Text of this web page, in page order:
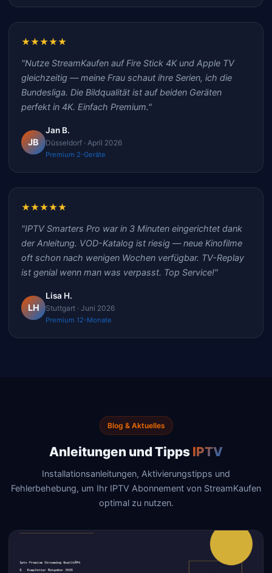
★★★★★
"Nutze StreamKaufen auf Fire Stick 4K und Apple TV
gleichzeitig — meine Frau schaut ihre Serien, ich die
Bundesliga. Die Bildqualität ist auf beiden Geräten
perfekt in 4K. Einfach Premium."
JB
Jan B.
Düsseldorf · April 2026
Premium 2-Geräte
★★★★★
"IPTV Smarters Pro war in 3 Minuten eingerichtet dank
der Anleitung. VOD-Katalog ist riesig — neue Kinofilme
oft schon nach wenigen Wochen verfügbar. TV-Replay
ist genial wenn man was verpasst. Top Service!"
LH
Lisa H.
Stuttgart · Juni 2026
Premium 12-Monate
Blog & Aktuelles
Anleitungen und Tipps IPTV
Installationsanleitungen, Aktivierungstipps und
Fehlerbehebung, um Ihr IPTV Abonnement von StreamKaufen
optimal zu nutzen.